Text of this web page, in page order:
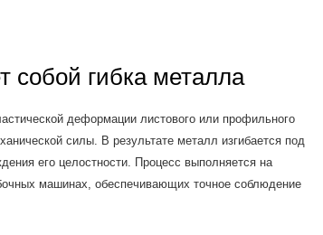
собой гибка металла
деформации листового или профильного
силы. В результате металл изгибается под
его целостности. Процесс выполняется на
машинах, обеспечивающих точное соблюдение